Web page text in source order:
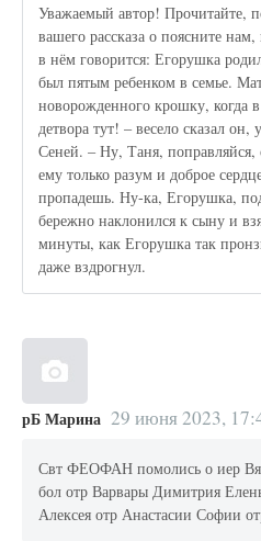
Уважаемый автор! Прочитайте,
вашего рассказа о поясните
в нём говорится: Егорушка
был пя­тым ребенком в семье.
новорожденного крошку, когда
детвора тут! – весело сказал
Сеней. – Ну, Таня,
ему только разум и доброе
пропадешь. Ну-ка, Егорушка,
бережно наклонился к сыну и
минуты, как Егорушка так
даже вздрогнул.
рБ Марина 29 июня 2023,
Свт ФЕОФАН помолись о иер
бол отр Варвары Димитрия
Алексея отр Анастасии Софии